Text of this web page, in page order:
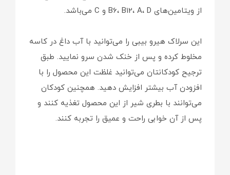
از ویتامین‌های B6، B12، A، D و C می‌باشد.
این سرلاک هیرو بیبی را می‌توانید با آب داغ در کاسه
مخلوط کرده و پس از خنک شدن سرو نمایید. طبق
ترجیح کودکانتان می‌توانید غلظت این محصول را با
افزودن آب بیشتر افزایش دهید. همچنین کودکان
می‌توانند با بطری شیر از این محصول تغذیه کنند و
پس از آن خوابی راحت و عمیق را تجربه کنند.